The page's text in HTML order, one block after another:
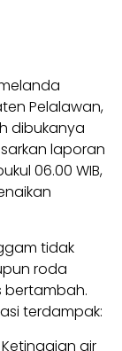
Pelalawan,
dibukanya
laporan
06.00 WIB,
tidak
roda
bertambah.
terdampak:
air